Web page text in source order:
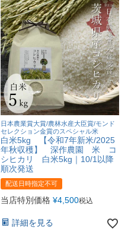
日本農業賞大賞/農林水産大臣賞/モンド
セレクション金賞のスペシャル米
白米5kg 【令和7年新米/2025
年秋収穫】 深作農園 米 コ
シヒカリ 白米5kg｜10/1以降
順次発送
配送日時指定不可
当店特別価格 ¥4,500税込
詳細を見る